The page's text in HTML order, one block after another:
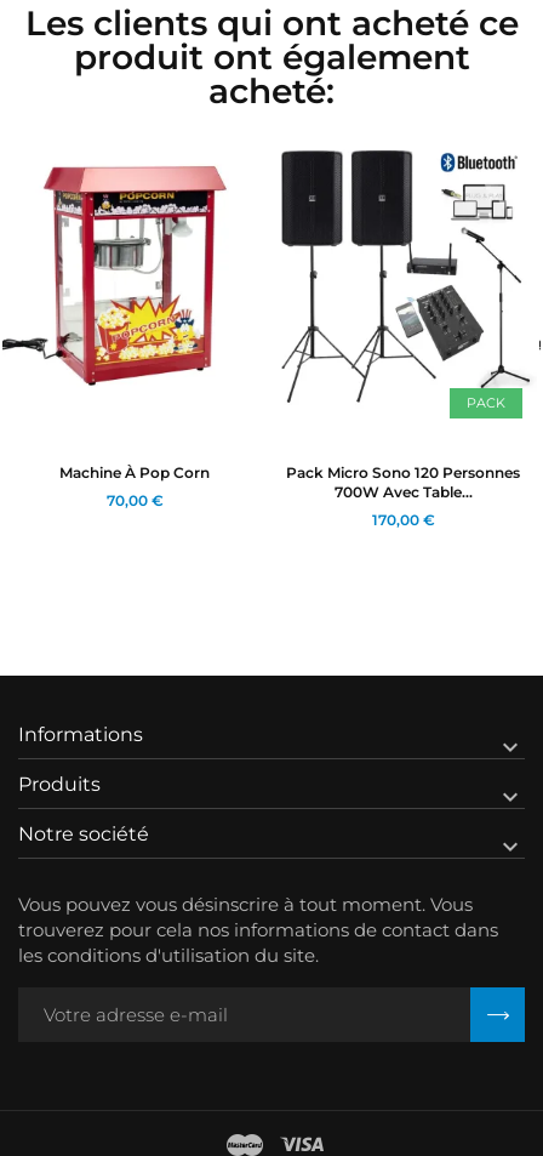
Les clients qui ont acheté ce
produit ont également
acheté:
Machine À Pop Corn
70,00 €
PACK
Pack Micro Sono 120 Personnes
700W Avec Table...
170,00 €
Informations 
Produits 
Notre société 
Vous pouvez vous désinscrire à tout moment. Vous
trouverez pour cela nos informations de contact dans
les conditions d'utilisation du site.